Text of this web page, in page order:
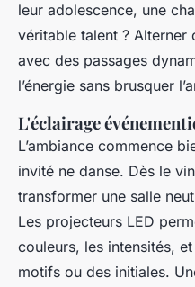
leur adolescence, une
véritable talent ? Alterner
avec des passages
l’énergie sans brusquer
L'éclairage
L’ambiance commence
invité ne danse. Dès le
transformer une salle
Les projecteurs LED
couleurs, les intensités,
motifs ou des initiales.